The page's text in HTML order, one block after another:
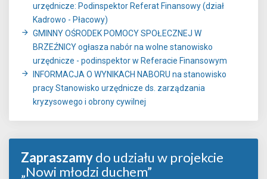
urzędnicze: Podinspektor Referat Finansowy (dział
Kadrowo - Płacowy)
GMINNY OŚRODEK POMOCY SPOŁECZNEJ W
BRZEŹNICY ogłasza nabór na wolne stanowisko
urzędnicze - podinspektor w Referacie Finansowym
INFORMACJA O WYNIKACH NABORU na stanowisko
pracy Stanowisko urzędnicze ds. zarządzania
kryzysowego i obrony cywilnej
Zapraszamydo udziału w projekcie
„Nowi młodzi duchem”